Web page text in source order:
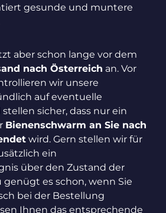
gesunde und muntere
aber schon lange vor dem
nach Österreich an. Vor
wir unsere
auf eventuelle
sicher, dass nur ein
Bienenschwarm an Sie nach
wird. Gern stellen wir für
ein
über den Zustand der
genügt es schon, wenn Sie
bei der Bestellung
Ihnen das entsprechende